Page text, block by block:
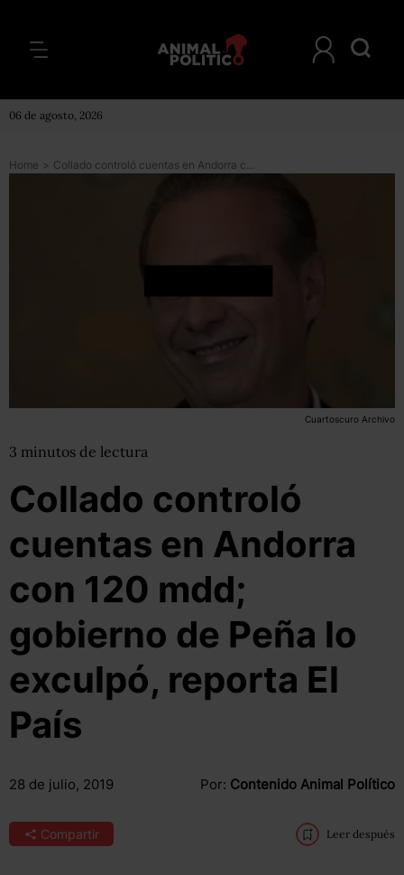
06 de agosto, 2026
Home > Collado controló cuentas en Andorra con 120 mdd; gobierno de Peña lo exculpó, reporta El País
Cuartoscuro Archivo
3 minutos de lectura
Collado controló
cuentas en Andorra
con 120 mdd;
gobierno de Peña lo
exculpó, reporta El
País
28 de julio, 2019 Por: Contenido Animal Político
Compartir Leer después